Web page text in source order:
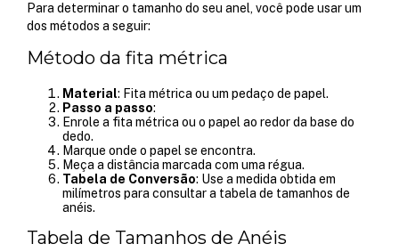
Para determinar o tamanho do seu anel, você pode usar um
dos métodos a seguir:
Método da fita métrica
Material: Fita métrica ou um pedaço de papel.
Passo a passo:
Enrole a fita métrica ou o papel ao redor da base do
dedo.
Marque onde o papel se encontra.
Meça a distância marcada com uma régua.
Tabela de Conversão: Use a medida obtida em
milímetros para consultar a tabela de tamanhos de
anéis.
Tabela de Tamanhos de Anéis